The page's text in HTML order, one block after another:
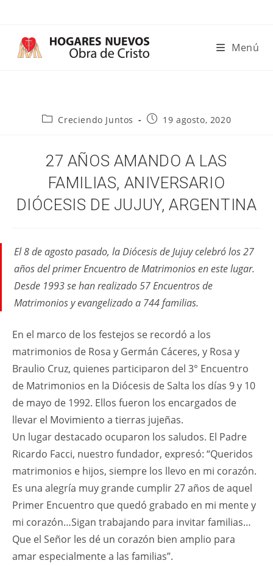
contenido
Menú
Categoría
entrada:
Creciendo Juntos
Publicación
entrada:
19 agosto, 2020
27 AÑOS AMANDO A LAS
FAMILIAS, ANIVERSARIO
DIÓCESIS DE JUJUY, ARGENTINA
El 8 de agosto pasado, la Diócesis de Jujuy celebró los 27
años del primer Encuentro de Matrimonios en este lugar.
Desde 1993 se han realizado 57 Encuentros de
Matrimonios y evangelizado a 744 familias.
En el marco de los festejos se recordó a los
matrimonios de Rosa y Germán Cáceres, y Rosa y
Braulio Cruz, quienes participaron del 3° Encuentro
de Matrimonios en la Diócesis de Salta los días 9 y 10
de mayo de 1992. Ellos fueron los encargados de
llevar el Movimiento a tierras jujeñas.
Un lugar destacado ocuparon los saludos. El Padre
Ricardo Facci, nuestro fundador, expresó: “Queridos
matrimonios e hijos, siempre los llevo en mi corazón.
Es una alegría muy grande cumplir 27 años de aquel
Primer Encuentro que quedó grabado en mi mente y
mi corazón…Sigan trabajando para invitar familias…
Que el Señor les dé un corazón bien amplio para
amar especialmente a las familias”.